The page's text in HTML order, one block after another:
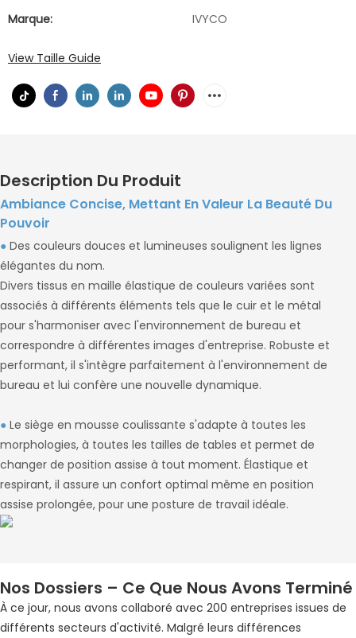
Marque:
IVYCO
View Taille Guide
Description Du Produit
Ambiance Concise, Mettant En Valeur La Beauté Du
Pouvoir
● Des couleurs douces et lumineuses soulignent les lignes
élégantes du nom.
Divers tissus en maille élastique de couleurs variées sont
associés à différents éléments tels que le cuir et le métal
pour s'harmoniser avec l'environnement de bureau et
correspondre à différentes images d'entreprise. Robuste et
performant, il s'intègre parfaitement à l'environnement de
bureau et lui confère une nouvelle dynamique.
● Le siège en mousse coulissante s'adapte à toutes les
morphologies, à toutes les tailles de tables et permet de
changer de position assise à tout moment. Élastique et
respirant, il assure un confort optimal même en position
assise prolongée, pour une posture de travail idéale.
Nos Dossiers – Ce Que Nous Avons Terminé
À ce jour, nous avons collaboré avec 200 entreprises issues de
différents secteurs d'activité. Malgré leurs différences